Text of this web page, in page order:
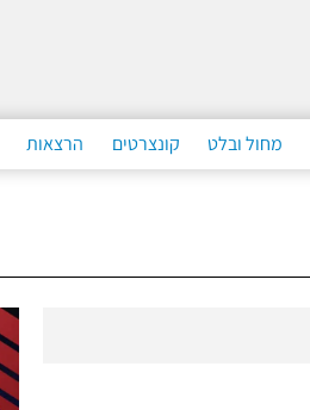
מחול ובלט קונצרטים הרצאות